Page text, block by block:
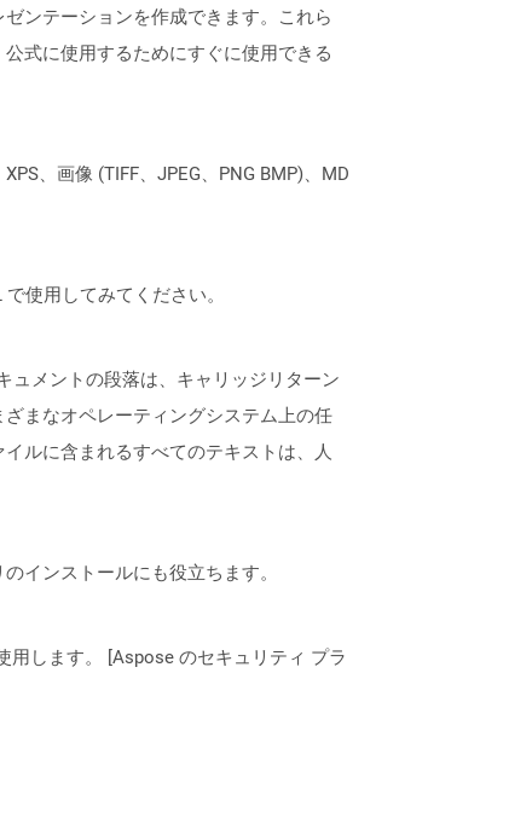
ンテーションを作成できます。これら
式に使用するためにすぐに使用できる
、画像 (TIFF、JPEG、PNG BMP)、MD
使用してみてください。
ュメントの段落は、キャリッジリターン
まなオペレーティングシステム上の任
ルに含まれるすべてのテキストは、人
インストールにも役立ちます。
用します。 [Aspose のセキュリティ プラ